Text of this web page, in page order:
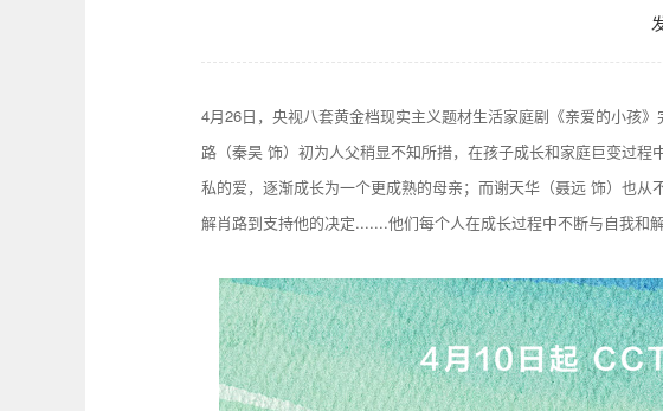
4月26日，央视八套黄金档现实主义题材生活家庭剧《亲爱的小孩
路（秦昊 饰）初为人父稍显不知所措，在孩子成长和家庭巨变过
私的爱，逐渐成长为一个更成熟的母亲；而谢天华（聂远 饰）也
解肖路到支持他的决定.......他们每个人在成长过程中不断与自我和